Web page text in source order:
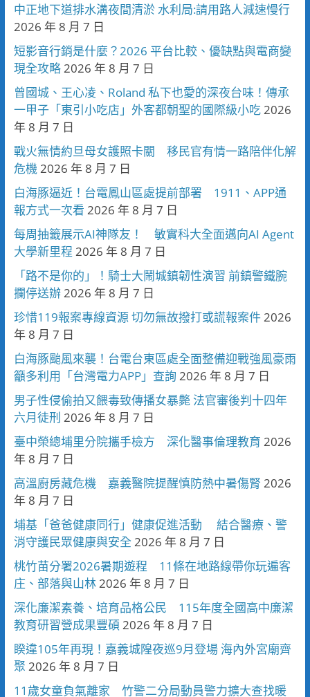
中正地下道排水溝夜間清淤 水利局:請用路人減速慢行
2026 年 8 月 7 日
短影音行銷是什麼？2026 平台比較、優缺點與電商變
現全攻略2026 年 8 月 7 日
曾國城、王心凌、Roland 私下也愛的深夜台味！傳承
一甲子「東引小吃店」外客都朝聖的國際級小吃2026
年 8 月 7 日
戰火無情約旦母女護照卡關 移民官有情一路陪伴化解
危機2026 年 8 月 7 日
白海豚逼近！台電鳳山區處提前部署 1911、APP通
報方式一次看 2026 年 8 月 7 日
每周抽籤展示AI神隊友！ 敏實科大全面邁向AI Agent
大學新里程 2026 年 8 月 7 日
「路不是你的」！騎士大鬧城鎮韌性演習 前鎮警鐵腕
攔停送辦2026 年 8 月 7 日
珍惜119報案專線資源 切勿無故撥打或謊報案件2026
年 8 月 7 日
白海豚颱風來襲！台電台東區處全面整備迎戰強風豪雨
籲多利用「台灣電力APP」查詢 2026 年 8 月 7 日
男子性侵偷拍又餵毒致傳播女暴斃 法官審後判十四年
六月徒刑 2026 年 8 月 7 日
臺中榮總埔里分院攜手檢方 深化醫事倫理教育 2026
年 8 月 7 日
高溫廚房藏危機 嘉義醫院提醒慎防熱中暑傷腎 2026
年 8 月 7 日
埔基「爸爸健康同行」健康促進活動 結合醫療、警
消守護民眾健康與安全 2026 年 8 月 7 日
桃竹苗分署2026暑期遊程 11條在地路線帶你玩遍客
庄、部落與山林2026 年 8 月 7 日
深化廉潔素養、培育品格公民 115年度全國高中廉潔
教育研習營成果豐碩 2026 年 8 月 7 日
睽違105年再現！嘉義城隍夜巡9月登場 海內外宮廟齊
聚 2026 年 8 月 7 日
11歲女童負氣離家 竹警二分局動員警力擴大查找暖